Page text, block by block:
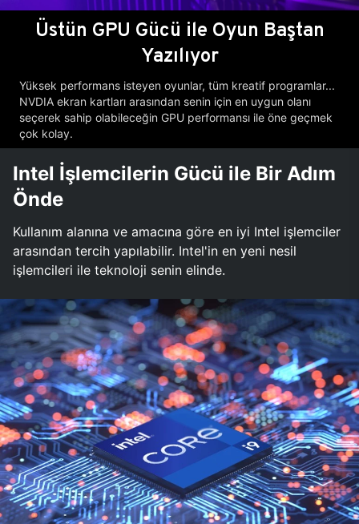
Üstün GPU Gücü ile Oyun Baştan
Yazılıyor
Yüksek performans isteyen oyunlar, tüm kreatif programlar...
NVDIA ekran kartları arasından senin için en uygun olanı
seçerek sahip olabileceğin GPU performansı ile öne geçmek
çok kolay.
Intel İşlemcilerin Gücü ile Bir Adım
Önde
Kullanım alanına ve amacına göre en iyi Intel işlemciler
arasından tercih yapılabilir. Intel'in en yeni nesil
işlemcileri ile teknoloji senin elinde.